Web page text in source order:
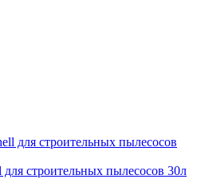
строительных пылесосов 30л